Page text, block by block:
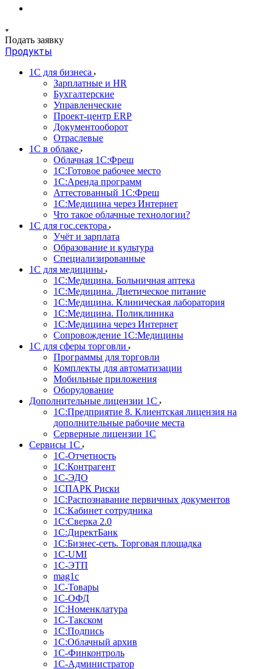
Подать заявку
Продукты
1С для бизнеса
Зарплатные и HR
Бухгалтерские
Управленческие
Проект-центр ERP
Документооборот
Отраслевые
1C в облаке
Облачная 1С:Фреш
1С:Готовое рабочее место
1C:Аренда программ
Аттестованный 1С:Фреш
1С:Медицина через Интернет
Что такое облачные технологии?
1С для гос.сектора
Учёт и зарплата
Образование и культура
Специализированные
1С для медицины
1С:Медицина. Больничная аптека
1С:Медицина. Диетическое питание
1С:Медицина. Клиническая лаборатория
1С:Медицина. Поликлиника
1С:Медицина через Интернет
Сопровождение 1С:Медицины
1С для сферы торговли
Программы для торговли
Комплекты для автоматизации
Мобильные приложения
Оборудование
Дополнительные лицензии 1С
1С:Предприятие 8. Клиентская лицензия на
дополнительные рабочие места
Серверные лицензии 1С
Сервисы 1С
1С-Отчетность
1С:Контрагент
1С-ЭДО
1СПАРК Риски
1С:Распознавание первичных документов
1С:Кабинет сотрудника
1С:Сверка 2.0
1С:ДиректБанк
1С:Бизнес-сеть. Торговая площадка
1С-UMI
1С-ЭТП
mag1c
1С-Товары
1С-ОФД
1С:Номенклатура
1С-Такском
1С:Подпись
1С:Облачный архив
1С-Финконтроль
1С-Администратор